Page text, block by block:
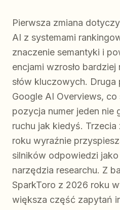
Pierwsza zmiana
AI z systemami
znaczenie semantyki i
encjami wzrosło
słów kluczowych. Druga
Google AI Overviews, co
pozycja numer jeden nie
ruchu jak kiedyś.
roku wyraźnie
silników odpowiedzi
narzędzia researchu. Z
SparkToro z 2026 roku
większa część zapytań